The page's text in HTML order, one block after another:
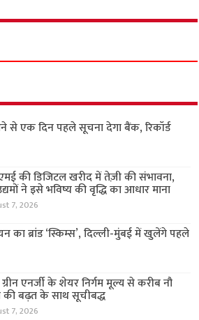
से एक दिन पहले सूचना देगा बैंक, रिकॉर्ड
की डिजिटल खरीद में तेज़ी की संभावना,
ने इसे भविष्य की वृद्धि का आधार माना
7, 2026
का ब्रांड ‘स्किम्स’, दिल्ली-मुंबई में खुलेंगे पहले
एनर्जी के शेयर निर्गम मूल्य से करीब नौ
की बढ़त के साथ सूचीबद्ध
7, 2026